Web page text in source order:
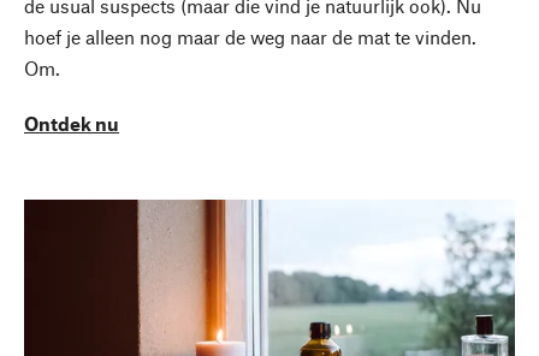
de usual suspects (maar die vind je natuurlijk ook). Nu
hoef je alleen nog maar de weg naar de mat te vinden.
Om.
Ontdek nu